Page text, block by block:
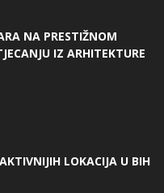
NA PRESTIŽNOM
IZ ARHITEKTURE
LOKACIJA U BIH